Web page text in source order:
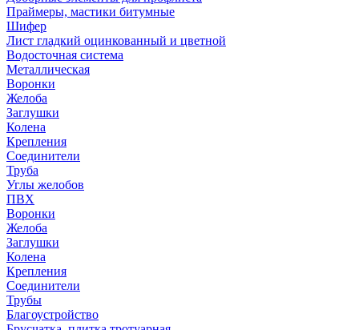
Праймеры, мастики битумные
Шифер
Лист гладкий оцинкованный и цветной
Водосточная система
Металлическая
Воронки
Желоба
Заглушки
Колена
Крепления
Соединители
Труба
Углы желобов
ПВХ
Воронки
Желоба
Заглушки
Колена
Крепления
Соединители
Трубы
Благоустройство